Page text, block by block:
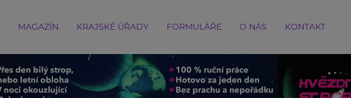
MAGAZÍN KRAJSKÉ ÚŘADY FORMULÁŘE O NÁS KONTAKT